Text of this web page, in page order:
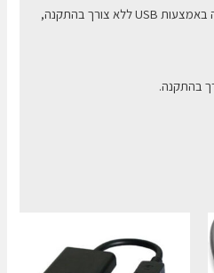
קומפקטי וקל משקל, הפעלה פשוטה באמצעות USB ללא צורך בהתקנה,